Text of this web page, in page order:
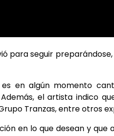
para seguir
en algún momento
el artista indico
Tranzas, entre otros
en lo que desean y que